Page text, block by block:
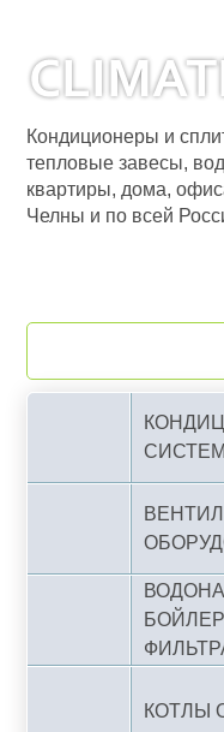
Кондиционеры и
тепловые завесы,
квартиры, дома,
Челны и по всей
КОТЛЫ